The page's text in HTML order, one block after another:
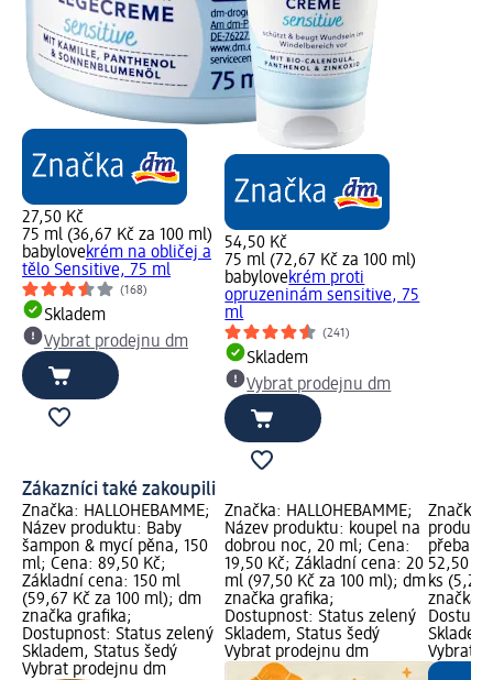
27,50 Kč
75 ml (36,67 Kč za 100 ml)
babylovekrém na obličej a
tělo Sensitive, 75 ml
(168)
Skladem
Vybrat prodejnu dm
54,50 Kč
75 ml (72,67 Kč za 100 ml)
babylovekrém proti
opruzeninám sensitive, 75
ml
(241)
Skladem
Vybrat prodejnu dm
Zákazníci také zakoupili
Značka: HALLOHEBAMME;
Název produktu: Baby
šampon & mycí pěna, 150
ml; Cena: 89,50 Kč;
Základní cena: 150 ml
(59,67 Kč za 100 ml); dm
značka grafika;
Dostupnost: Status zelený
Skladem, Status šedý
Vybrat prodejnu dm
Značka: HALLOHEBAMME;
Název produktu: koupel na
dobrou noc, 20 ml; Cena:
19,50 Kč; Základní cena: 20
ml (97,50 Kč za 100 ml); dm
značka grafika;
Dostupnost: Status zelený
Skladem, Status šedý
Vybrat prodejnu dm
Značka:
52,50
ks (5,25
značka
Vybrat